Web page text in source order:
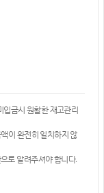
금시 원활한 재고관리
이 완전히 일치하지 않
로 알려주셔야 합니다.